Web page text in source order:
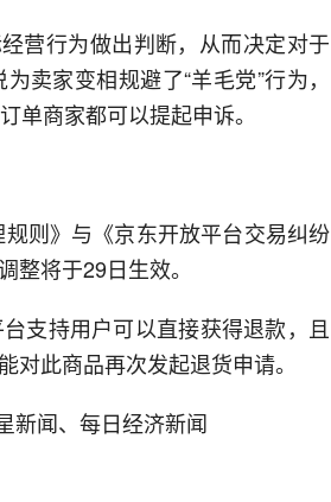
营行为做出判断，从而决定对于
卖家变相规避了“羊毛党”行为，
单商家都可以提起申诉。
则》与《京东开放平台交易纠纷
整将于29日生效。
支持用户可以直接获得退款，且
此商品再次发起退货申请。
新闻、每日经济新闻